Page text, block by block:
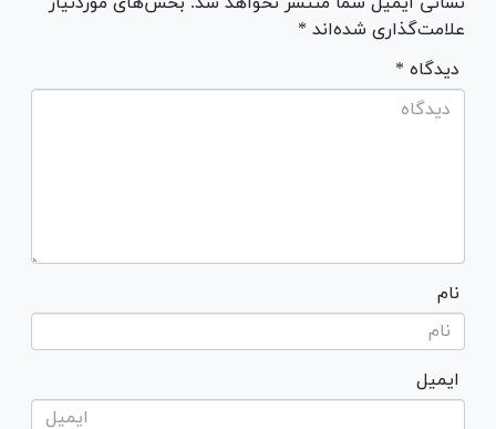
علامت‌گذاری شده‌اند *
* دیدگاه
نام
ایمیل